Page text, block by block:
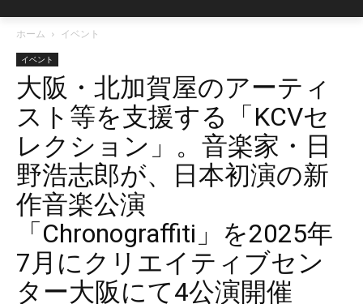
ホーム イベント
イベント
大阪・北加賀屋のアーティ
スト等を支援する「KCVセ
レクション」。音楽家・日
野浩志郎が、日本初演の新
作音楽公演
「Chronograffiti」を2025年
7月にクリエイティブセン
ター大阪にて4公演開催